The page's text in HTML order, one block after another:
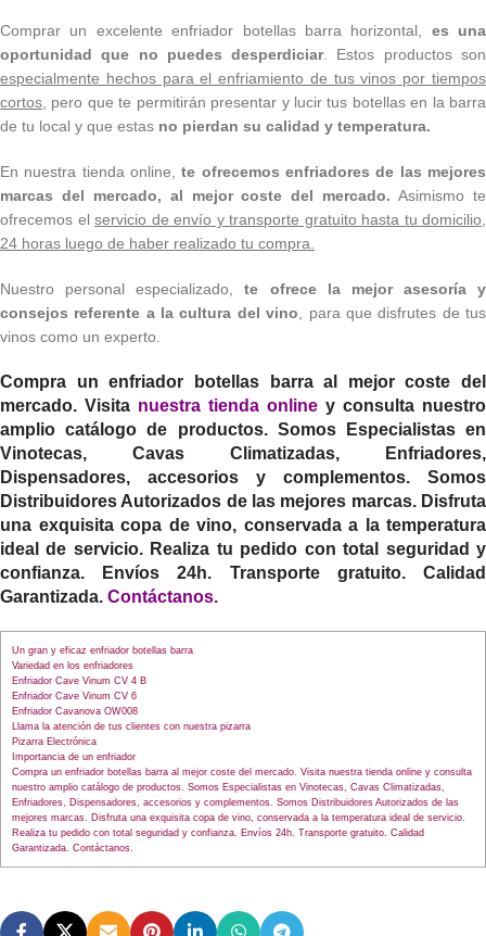
Comprar un excelente enfriador botellas barra horizontal, es una
oportunidad que no puedes desperdiciar. Estos productos son
especialmente hechos para el enfriamiento de tus vinos por tiempos
cortos, pero que te permitirán presentar y lucir tus botellas en la barra
de tu local y que estas no pierdan su calidad y temperatura.
En nuestra tienda online,te ofrecemos enfriadores de las mejores
marcas del mercado, al mejor coste del mercado. Asimismo te
ofrecemos el servicio de envío y transporte gratuito hasta tu domicilio,
24 horas luego de haber realizado tu compra.
Nuestro personal especializado,te ofrece la mejor asesoría y
consejos referente a la cultura del vino , para que disfrutes de tus
vinos como un experto.
Compra un enfriador botellas barra al mejor coste del
mercado. Visita nuestra tienda online y consulta nuestro
amplio catálogo de productos. Somos Especialistas en
Vinotecas, Cavas Climatizadas, Enfriadores,
Dispensadores, accesorios y complementos. Somos
Distribuidores Autorizados de las mejores marcas. Disfruta
una exquisita copa de vino, conservada a la temperatura
ideal de servicio. Realiza tu pedido con total seguridad y
confianza. Envíos 24h. Transporte gratuito. Calidad
Garantizada. Contáctanos.
Un gran y eficaz enfriador botellas barra
Variedad en los enfriadores
Enfriador Cave Vinum CV 4 B
Enfriador Cave Vinum CV 6
Enfriador Cavanova OW008
Llama la atención de tus clientes con nuestra pizarra
Pizarra Electrónica
Importancia de un enfriador
Compra un enfriador botellas barra al mejor coste del mercado. Visita nuestra tienda online y consulta
nuestro amplio catálogo de productos. Somos Especialistas en Vinotecas, Cavas Climatizadas,
Enfriadores, Dispensadores, accesorios y complementos. Somos Distribuidores Autorizados de las
mejores marcas. Disfruta una exquisita copa de vino, conservada a la temperatura ideal de servicio.
Realiza tu pedido con total seguridad y confianza. Envíos 24h. Transporte gratuito. Calidad
Garantizada. Contáctanos.